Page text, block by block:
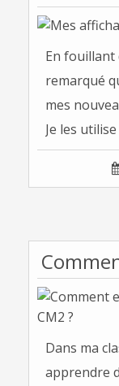
En fouillant
remarqué
mes
Je les
Dans ma
apprendre